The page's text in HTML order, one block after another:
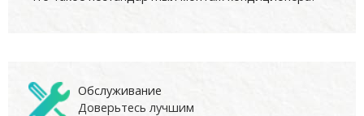
Обслуживание
Доверьтесь лучшим